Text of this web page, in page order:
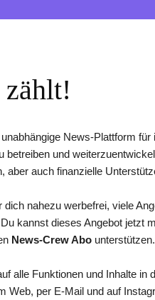
News-Plattform für
betreiben und
aber auch finanzielle
nahezu werbefrei, viele
kannst dieses Angebot jetzt
News-Crew Abo unterstützen.
alle Funktionen und Inhalte in
Web, per E-Mail und auf